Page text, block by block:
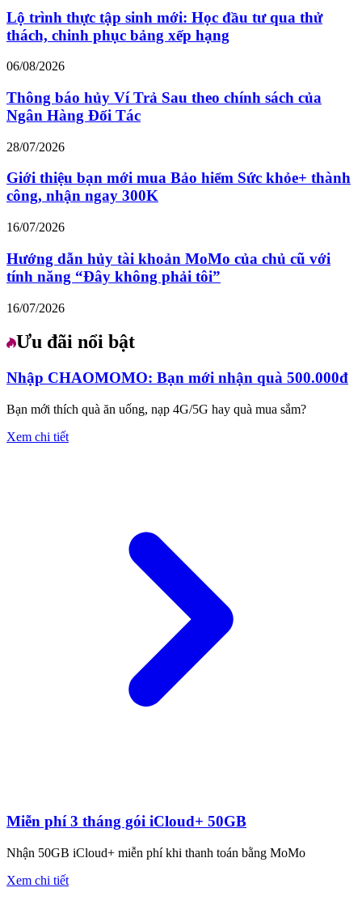
Lộ trình thực tập sinh mới: Học đầu tư qua thử
thách, chinh phục bảng xếp hạng
06/08/2026
Thông báo hủy Ví Trả Sau theo chính sách của
Ngân Hàng Đối Tác
28/07/2026
Giới thiệu bạn mới mua Bảo hiểm Sức khỏe+ thành
công, nhận ngay 300K
16/07/2026
Hướng dẫn hủy tài khoản MoMo của chủ cũ với
tính năng “Đây không phải tôi”
16/07/2026
Ưu đãi nổi bật
Nhập CHAOMOMO: Bạn mới nhận quà 500.000đ
Bạn mới thích quà ăn uống, nạp 4G/5G hay quà mua sắm?
Xem chi tiết
Miễn phí 3 tháng gói iCloud+ 50GB
Nhận 50GB iCloud+ miễn phí khi thanh toán bằng MoMo
Xem chi tiết